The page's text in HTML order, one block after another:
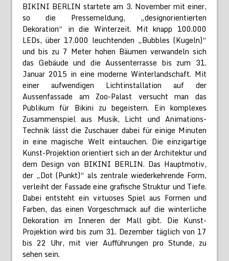
BIKINI BERLIN startete am 3. November mit einer,
so die Pressemeldung, „designorientierten
Dekoration“ in die Winterzeit. Mit knapp 100.000
LEDs, über 17.000 leuchtenden „Bubbles (Kugeln)“
und bis zu 7 Meter hohen Bäumen verwandeln sich
das Gebäude und die Aussenterrasse bis zum 31.
Januar 2015 in eine moderne Winterlandschaft. Mit
einer aufwendigen Lichtinstallation auf der
Aussenfassade am Zoo-Palast versucht man das
Publikum für Bikini zu begeistern. Ein komplexes
Zusammenspiel aus Musik, Licht und Animations-
Technik lässt die Zuschauer dabei für einige Minuten
in eine magische Welt eintauchen. Die einzigartige
Kunst-Projektion orientiert sich an der Architektur und
dem Design von BIKINI BERLIN. Das Hauptmotiv,
der „Dot (Punkt)“ als zentrale wiederkehrende Form,
verleiht der Fassade eine grafische Struktur und Tiefe.
Dabei entsteht ein virtuoses Spiel aus Formen und
Farben, das einen Vorgeschmack auf die winterliche
Dekoration im Inneren der Mall gibt. Die Kunst-
Projektion wird bis zum 31. Dezember täglich von 17
bis 22 Uhr, mit vier Aufführungen pro Stunde, zu
sehen sein.